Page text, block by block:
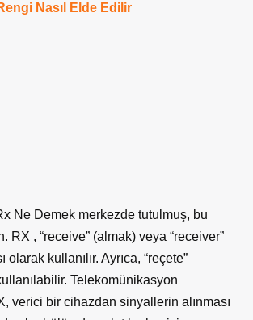
Nasıl Elde Edilir
Ne Demek merkezde tutulmuş, bu
RX , “receive” (almak) veya “receiver”
olarak kullanılır. Ayrıca, “reçete”
Telekomünikasyon
verici bir cihazdan sinyallerin alınması